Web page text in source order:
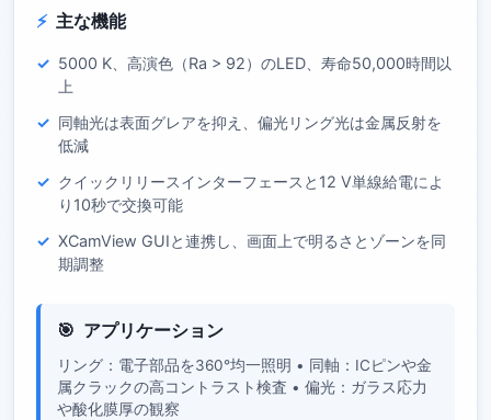
主な機能
5000 K、高演色（Ra > 92）のLED、寿命50,000時間以
上
同軸光は表面グレアを抑え、偏光リング光は金属反射を
低減
クイックリリースインターフェースと12 V単線給電によ
り10秒で交換可能
XCamView GUIと連携し、画面上で明るさとゾーンを同
期調整
アプリケーション
リング：電子部品を360°均一照明 • 同軸：ICピンや金
属クラックの高コントラスト検査 • 偏光：ガラス応力
や酸化膜厚の観察